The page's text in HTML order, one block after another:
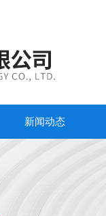
新闻动态